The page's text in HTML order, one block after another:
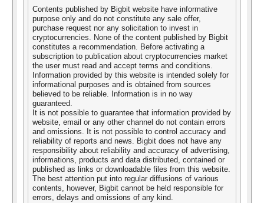
Contents published by Bigbit website have informative
purpose only and do not constitute any sale offer,
purchase request nor any solicitation to invest in
cryptocurrencies. None of the content published by Bigbit
constitutes a recommendation. Before activating a
subscription to publication about cryptocurrencies market
the user must read and accept terms and conditions.
Information provided by this website is intended solely for
informational purposes and is obtained from sources
believed to be reliable. Information is in no way
guaranteed.
It is not possible to guarantee that information provided by
website, email or any other channel do not contain errors
and omissions. It is not possible to control accuracy and
reliability of reports and news. Bigbit does not have any
responsibility about reliability and accuracy of advertising,
informations, products and data distributed, contained or
published as links or downloadable files from this website.
The best attention put into regular diffusions of various
contents, however, Bigbit cannot be held responsible for
errors, delays and omissions of any kind.